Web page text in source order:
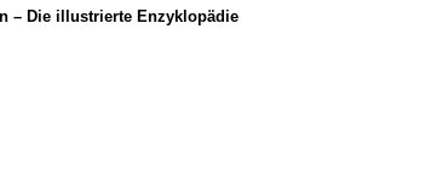
– Die illustrierte Enzyklopädie